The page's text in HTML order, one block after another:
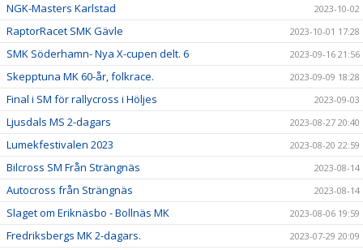
NGK-Masters Karlstad 2023-10-02
RaptorRacet SMK Gävle 2023-10-01 17:28
SMK Söderhamn- Nya X-cupen delt. 6 2023-09-16 21:56
Skepptuna MK 60-år, folkrace. 2023-09-09 18:28
Final i SM för rallycross i Höljes 2023-09-03
Ljusdals MS 2-dagars 2023-08-27 20:40
Lumekfestivalen 2023 2023-08-20 22:59
Bilcross SM Från Strängnäs 2023-08-14
Autocross från Strängnäs 2023-08-14
Slaget om Eriknäsbo - Bollnäs MK 2023-08-06 19:59
Fredriksbergs MK 2-dagars. 2023-07-29 20:09